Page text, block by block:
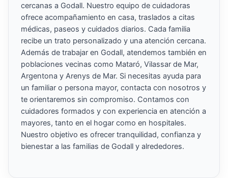
cercanas a Godall. Nuestro equipo de cuidadoras
ofrece acompañamiento en casa, traslados a citas
médicas, paseos y cuidados diarios. Cada familia
recibe un trato personalizado y una atención cercana.
Además de trabajar en Godall, atendemos también en
poblaciones vecinas como Mataró, Vilassar de Mar,
Argentona y Arenys de Mar. Si necesitas ayuda para
un familiar o persona mayor, contacta con nosotros y
te orientaremos sin compromiso. Contamos con
cuidadores formados y con experiencia en atención a
mayores, tanto en el hogar como en hospitales.
Nuestro objetivo es ofrecer tranquilidad, confianza y
bienestar a las familias de Godall y alrededores.